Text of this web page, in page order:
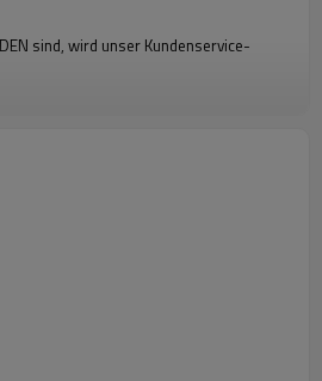
sind, wird unser Kundenservice-